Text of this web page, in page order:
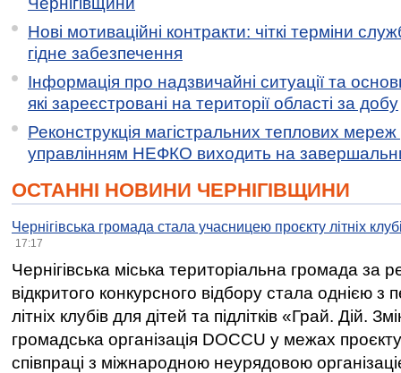
Нові мотиваційні контракти: чіткі терміни
гідне забезпечення
Інформація про надзвичайні ситуації та
які зареєстровані на території області за добу
Реконструкція магістральних теплових мереж
управлінням НЕФКО виходить на
ОСТАННІ НОВИНИ ЧЕРНІГІВЩИНИ
Чернігівська громада стала учасницею проєкту літніх
17:17
Чернігівська міська територіальна громада за
відкритого конкурсного відбору стала однією
літніх клубів для дітей та підлітків «Грай. Дій.
громадська організація DOCCU у межах
співпраці з міжнародною неурядовою